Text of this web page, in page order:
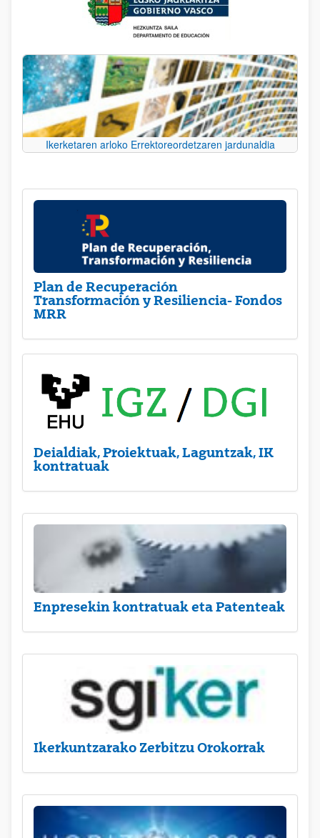
Ikerketaren arloko Errektoreordetzaren jardunaldia
Plan de Recuperación
Transformación y Resiliencia- Fondos
MRR
Deialdiak, Proiektuak, Laguntzak, IK
kontratuak
Enpresekin kontratuak eta Patenteak
Ikerkuntzarako Zerbitzu Orokorrak